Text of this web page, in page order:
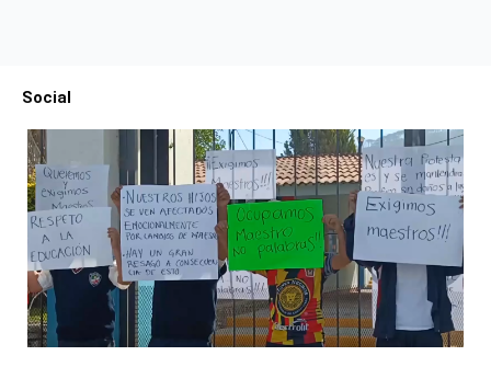
Social